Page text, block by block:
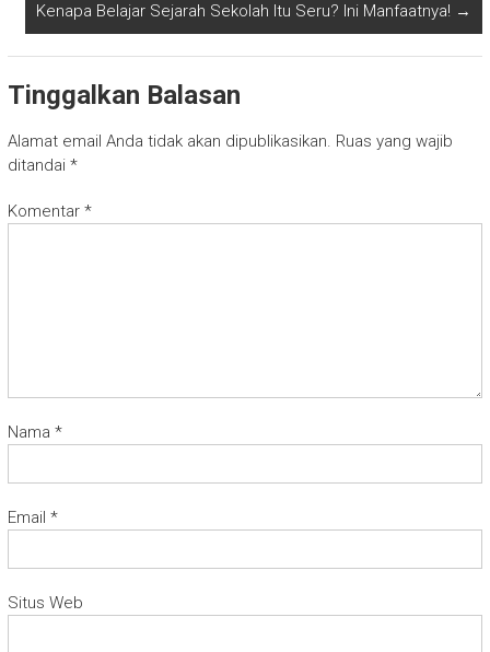
Kenapa Belajar Sejarah Sekolah Itu Seru? Ini Manfaatnya! →
Tinggalkan Balasan
Alamat email Anda tidak akan dipublikasikan. Ruas yang wajib
ditandai *
Komentar *
Nama *
Email *
Situs Web